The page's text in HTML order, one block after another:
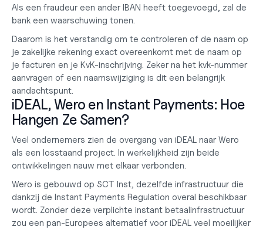
Als een fraudeur een ander IBAN heeft toegevoegd, zal de
bank een waarschuwing tonen.
Daarom is het verstandig om te controleren of de naam op
je zakelijke rekening exact overeenkomt met de naam op
je facturen en je KvK-inschrijving. Zeker na het kvk-nummer
aanvragen of een naamswijziging is dit een belangrijk
aandachtspunt.
iDEAL, Wero en Instant Payments: Hoe
Hangen Ze Samen?
Veel ondernemers zien de overgang van iDEAL naar Wero
als een losstaand project. In werkelijkheid zijn beide
ontwikkelingen nauw met elkaar verbonden.
Wero is gebouwd op SCT Inst, dezelfde infrastructuur die
dankzij de Instant Payments Regulation overal beschikbaar
wordt. Zonder deze verplichte instant betaalinfrastructuur
zou een pan-Europees alternatief voor iDEAL veel moeilijker